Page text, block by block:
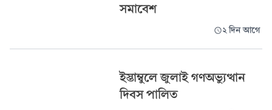
সমাবেশ
২ দিন আগে
ইস্তাম্বুলে জুলাই গণঅভ্যুত্থান
দিবস পালিত